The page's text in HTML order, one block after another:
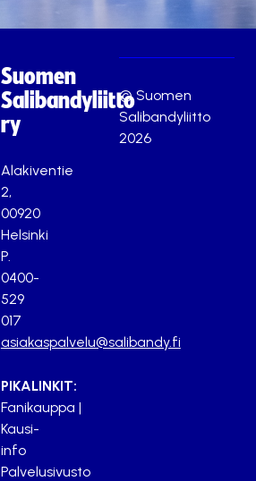
Suomen
Salibandyliitto
ry
Alakiventie
2,
00920
Helsinki
P.
0400-
529
017
asiakaspalvelu@salibandy.fi
PIKALINKIT:
Fanikauppa |
Kausi-
info
Palvelusivusto
© Suomen
Salibandyliitto
2026